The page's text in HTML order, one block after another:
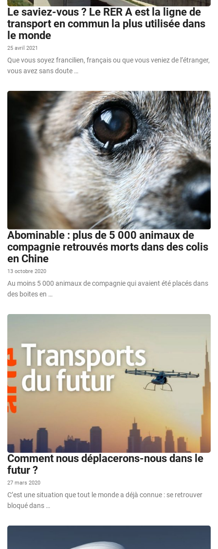
Le saviez-vous ? Le RER A est la ligne de
transport en commun la plus utilisée dans
le monde
25 avril 2021
Que vous soyez francilien, français ou que vous veniez de l’étranger,
vous avez sans doute …
Abominable : plus de 5 000 animaux de
compagnie retrouvés morts dans des colis
en Chine
13 octobre 2020
Au moins 5 000 animaux de compagnie qui avaient été placés dans
des boites en …
Comment nous déplacerons-nous dans le
futur ?
27 mars 2020
C’est une situation que tout le monde a déjà connue : se retrouver
bloqué dans …